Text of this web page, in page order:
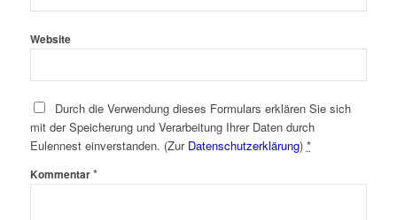
Website
Durch die Verwendung dieses Formulars erklären Sie sich
mit der Speicherung und Verarbeitung Ihrer Daten durch
Eulennest einverstanden. (Zur Datenschutzerklärung) *
Kommentar*